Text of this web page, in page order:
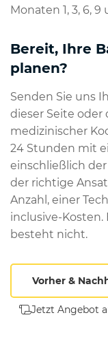
Monaten 1, 3, 6, 9
Bereit, Ihre
planen?
Senden Sie uns
dieser Seite oder
medizinischer
24 Stunden mit
einschließlich
der richtige
Anzahl, einer
inclusive-
besteht nicht.
Vorher &
Jetzt Angebot